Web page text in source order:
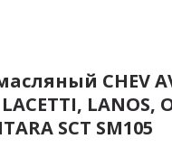
CHEV
LANOS,
SCT SM105